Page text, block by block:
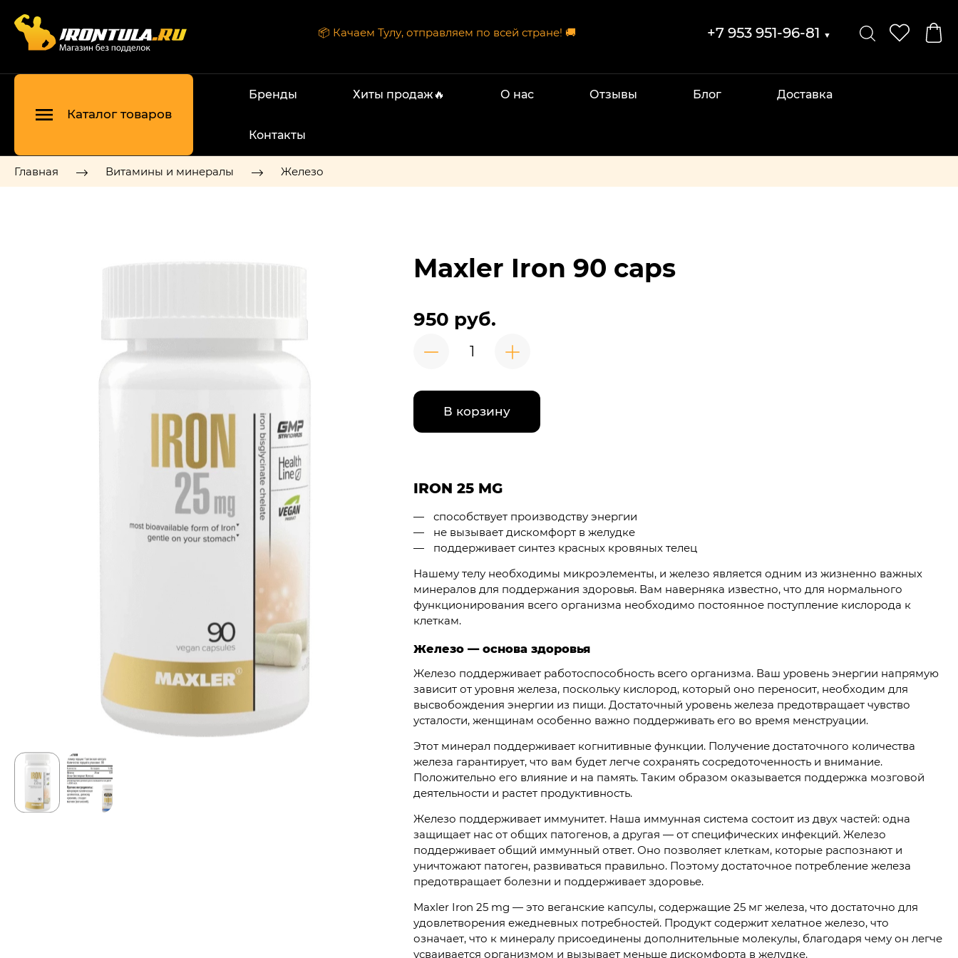
📦 Качаем Тулу, отправляем по всей стране! 🚚 +7 953 951-96-81 ▼
Каталог товаров
Бренды Хиты продаж🔥 О нас Отзывы Блог Доставка
Контакты
Главная Витамины и минералы Железо
Maxler Iron 90 caps
950 руб.
В корзину
IRON 25 MG
способствует производству энергии
не вызывает дискомфорт в желудке
поддерживает синтез красных кровяных телец
Нашему телу необходимы микроэлементы, и железо является одним из жизненно важных
минералов для поддержания здоровья. Вам наверняка известно, что для нормального
функционирования всего организма необходимо постоянное поступление кислорода к
клеткам.
Железо — основа здоровья
Железо поддерживает работоспособность всего организма. Ваш уровень энергии напрямую
зависит от уровня железа, поскольку кислород, который оно переносит, необходим для
высвобождения энергии из пищи. Достаточный уровень железа предотвращает чувство
усталости, женщинам особенно важно поддерживать его во время менструации.
Этот минерал поддерживает когнитивные функции. Получение достаточного количества
железа гарантирует, что вам будет легче сохранять сосредоточенность и внимание.
Положительно его влияние и на память. Таким образом оказывается поддержка мозговой
деятельности и растет продуктивность.
Железо поддерживает иммунитет. Наша иммунная система состоит из двух частей: одна
защищает нас от общих патогенов, а другая — от специфических инфекций. Железо
поддерживает общий иммунный ответ. Оно позволяет клеткам, которые распознают и
уничтожают патоген, развиваться правильно. Поэтому достаточное потребление железа
предотвращает болезни и поддерживает здоровье.
Maxler Iron 25 mg — это веганские капсулы, содержащие 25 мг железа, что достаточно для
удовлетворения ежедневных потребностей. Продукт содержит хелатное железо, что
означает, что к минералу присоединены дополнительные молекулы, благодаря чему он легче
усваивается организмом и вызывает меньше дискомфорта в желудке.